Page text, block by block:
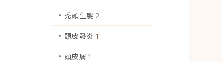
禿頭生髮 2
頭皮發炎 1
頭皮屑 1